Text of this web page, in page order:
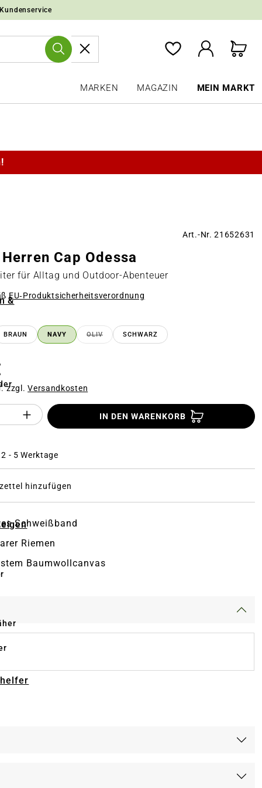
MARKEN MAGAZIN MEIN MARKT
&
Art.-Nr. 21652631
Cap Odessa
für Alltag und Outdoor-Abenteuer
EU‑Produktsicherheitsverordnung
BRAUN NAVY OLIV(DIESE OPTION IST ZURZEIT NICHT
SCHWARZ
zzgl.Versandkosten
des Produktes "%product%":
IN DEN WARENKORB
- 5 Werktage
hinzufügen
Schweißband
Riemen
Baumwollcanvas